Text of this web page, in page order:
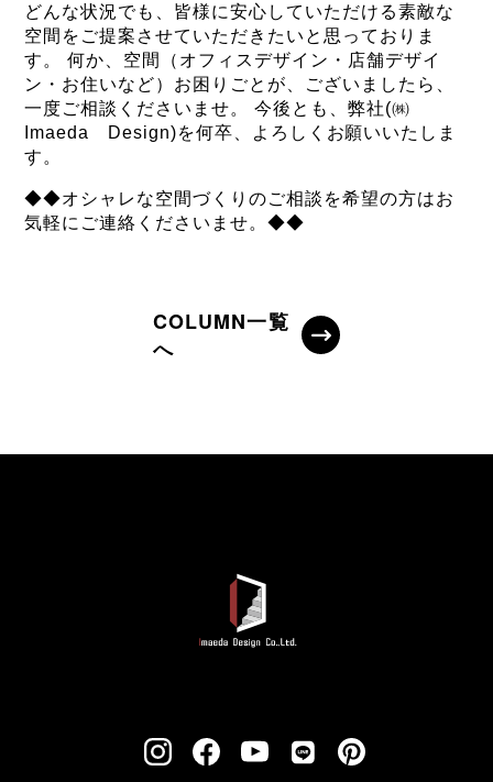
どんな状況でも、皆様に安心していただける素敵な
空間をご提案させていただきたいと思っておりま
す。 何か、空間（オフィスデザイン・店舗デザイ
ン・お住いなど）お困りごとが、ございましたら、
一度ご相談くださいませ。 今後とも、弊社(㈱
Imaeda Design)を何卒、よろしくお願いいたしま
す。
◆◆オシャレな空間づくりのご相談を希望の方はお
気軽にご連絡くださいませ。◆◆
COLUMN一覧
へ